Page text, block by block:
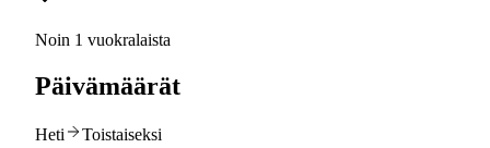
Noin 1 vuokralaista
Päivämäärät
Heti Toistaiseksi